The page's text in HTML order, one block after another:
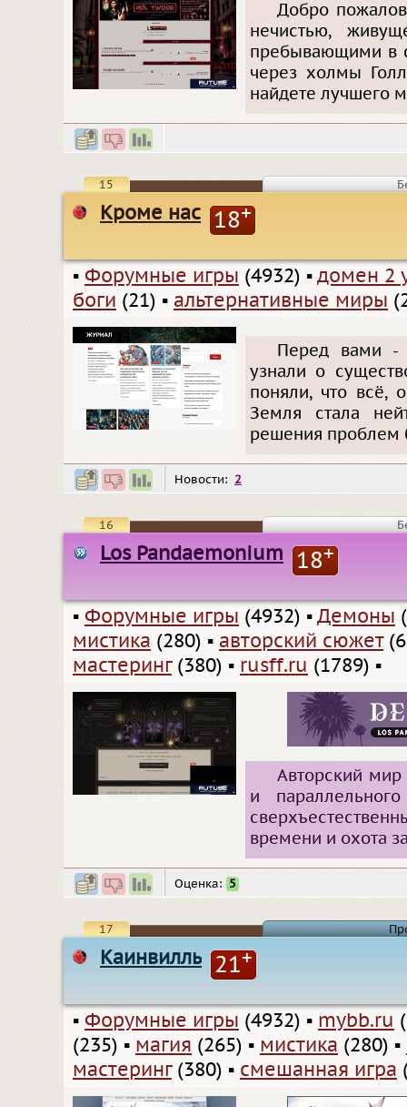
Добро
нечистью,
пребывающими в
через холмы
найдете лучшего
15
Кроме нас 18+
▪ Форумные игры (4932) ▪ домен 2
боги (21) ▪ альтернативные миры
Перед вами -
узнали о
поняли, что всё,
Земля стала
решения проблем
Новости: 2
16
Los Pandaemonium 18+
▪ Форумные игры (4932) ▪ Демоны
мистика (280) ▪ авторский сюжет
мастеринг(380) ▪ rusff.ru (1789) ▪
Авторский
и
времени и охота
Оценка: 5
17
Каинвилль 21+
▪ Форумные игры (4932) ▪ mybb.ru
(235) ▪ магия (265) ▪ мистика (280) ▪
мастеринг(380) ▪ смешанная игра